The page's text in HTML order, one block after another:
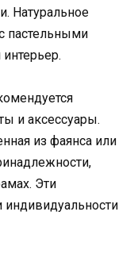
Натуральное
пастельными
и аксессуары.
из фаянса или
Эти
индивидуальности